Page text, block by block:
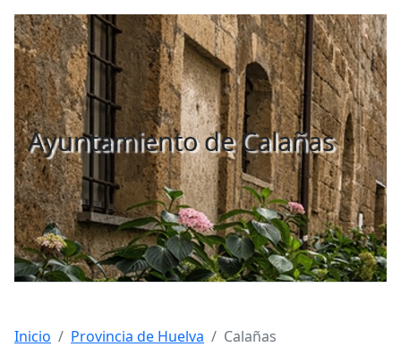
Ayuntamiento de Calañas
Inicio Provincia de Huelva Calañas